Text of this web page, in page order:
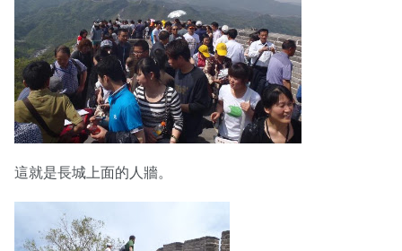
這就是長城上面的人牆。